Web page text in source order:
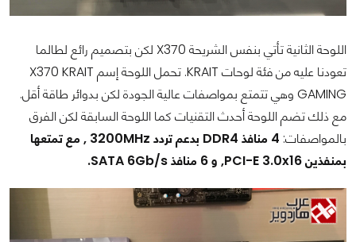
اللوحة الثانية تأتي بنفس الشريحة X370 لكن بتصميم رائع لطالما
تعودنا عليه من فئة لوحات KRAIT. تحمل اللوحة إسم X370 KRAIT
GAMING وهي تتمتع بمواصفات عالية الجودة لكن بدوائر طاقة أقل.
مع ذلك تضم اللوحة أحدث التقنيات كما اللوحة السابقة لكن الفرق
بالمواصفات:
4 منافذ DDR4 بدعم تردد 3200MHz , مع تمتعها
بمنفذين PCI-E 3.0x16, و 6 منافذ SATA 6Gb/s.